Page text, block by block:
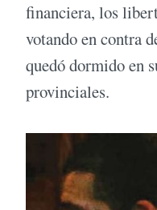
financiera, los
votando en contra
quedó dormido en
provinciales.